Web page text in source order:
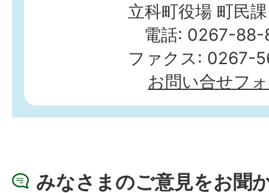
立科町役場 町民
電話: 0267-
ファクス: 0267-
お問い合せフ
みなさまのご意見をお聞